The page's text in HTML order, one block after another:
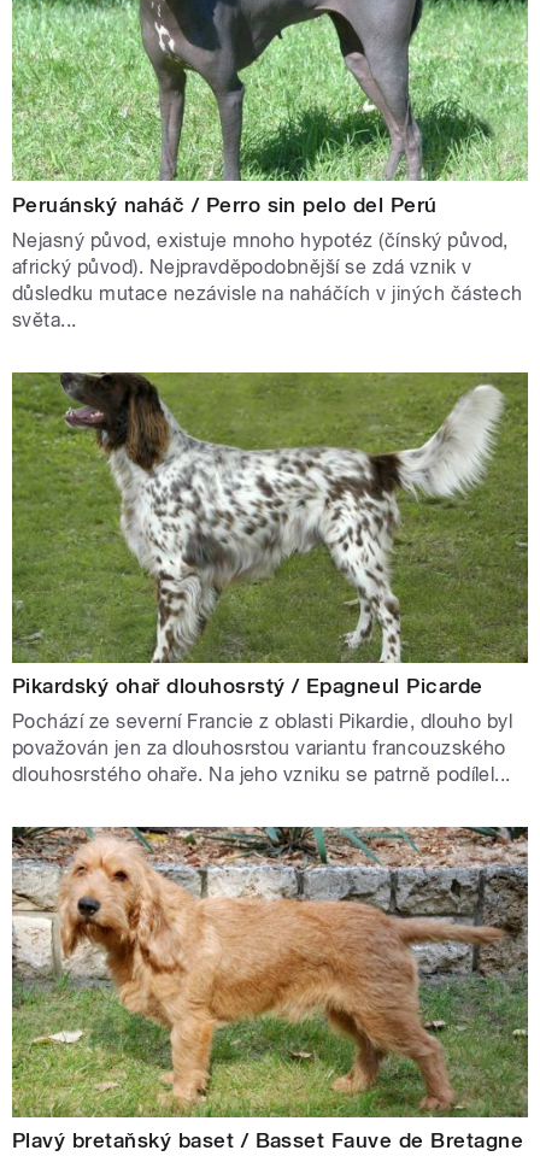
Peruánský naháč / Perro sin pelo del Perú
Nejasný původ, existuje mnoho hypotéz (čínský původ,
africký původ). Nejpravděpodobnější se zdá vznik v
důsledku mutace nezávisle na naháčích v jiných částech
světa...
Pikardský ohař dlouhosrstý / Epagneul Picarde
Pochází ze severní Francie z oblasti Pikardie, dlouho byl
považován jen za dlouhosrstou variantu francouzského
dlouhosrstého ohaře. Na jeho vzniku se patrně podílel...
Plavý bretaňský baset / Basset Fauve de Bretagne